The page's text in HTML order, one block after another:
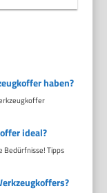
haben?
ideal?
Bedürfnisse! Tipps